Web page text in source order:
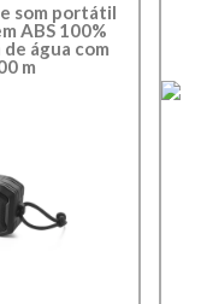
som portátil
ABS 100%
água com
m